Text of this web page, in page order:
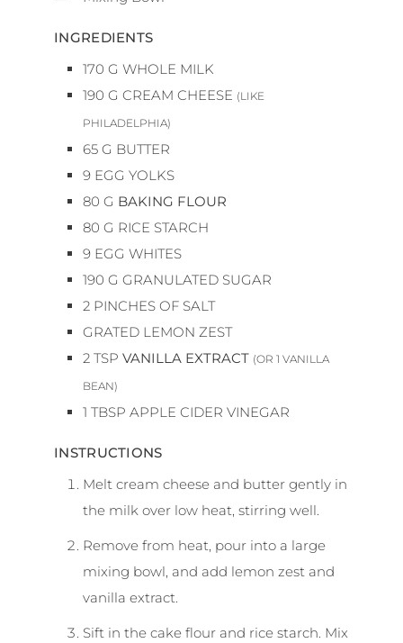
INGREDIENTS
170 G WHOLE MILK
190 G CREAM CHEESE (LIKE
PHILADELPHIA)
65 G BUTTER
9 EGG YOLKS
80 G BAKING FLOUR
80 G RICE STARCH
9 EGG WHITES
190 G GRANULATED SUGAR
2 PINCHES OF SALT
GRATED LEMON ZEST
2 TSP VANILLA EXTRACT (OR 1 VANILLA
BEAN)
1 TBSP APPLE CIDER VINEGAR
INSTRUCTIONS
Melt cream cheese and butter gently in
the milk over low heat, stirring well.
Remove from heat, pour into a large
mixing bowl, and add lemon zest and
vanilla extract.
Sift in the cake flour and rice starch. Mix